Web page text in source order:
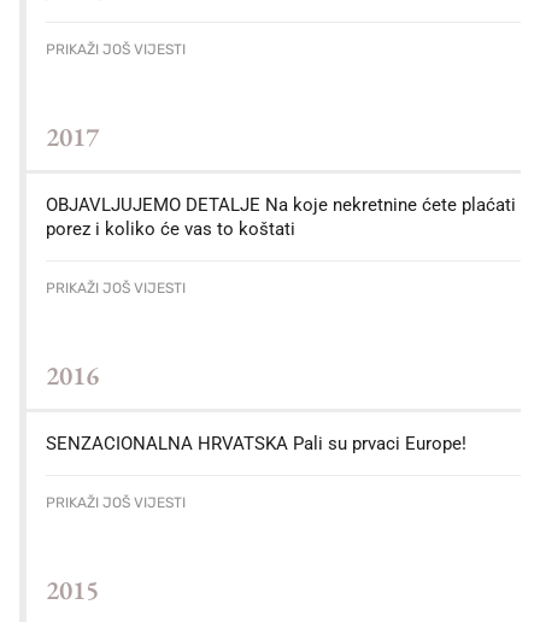
PRIKAŽI JOŠ VIJESTI
2017
OBJAVLJUJEMO DETALJE Na koje nekretnine ćete plaćati
porez i koliko će vas to koštati
PRIKAŽI JOŠ VIJESTI
2016
SENZACIONALNA HRVATSKA Pali su prvaci Europe!
PRIKAŽI JOŠ VIJESTI
2015